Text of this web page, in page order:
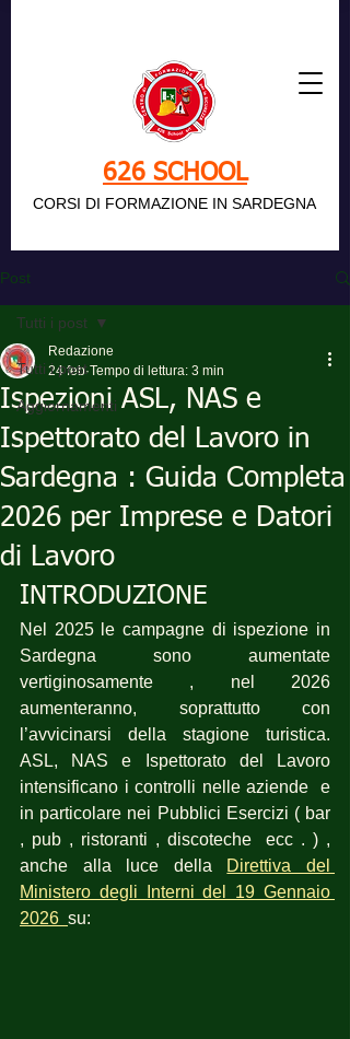
626 SCHOOL
CORSI DI FORMAZIONE IN SARDEGNA
Post
Tutti i post
Aggiornamenti
Tutti i post
Ispezioni ASL, NAS e
Ispettorato del Lavoro in
Sardegna : Guida Completa
2026 per Imprese e Datori
di Lavoro
Redazione
24 feb Tempo di lettura: 3 min
INTRODUZIONE
Nel 2025 le campagne di ispezione in
Sardegna sono aumentate
vertiginosamente , nel 2026
aumenteranno, soprattutto con
l’avvicinarsi della stagione turistica.
ASL, NAS e Ispettorato del Lavoro
intensificano i controlli nelle aziende  e
in particolare nei Pubblici Esercizi ( bar
, pub , ristoranti , discoteche  ecc . ) ,
anche alla luce della Direttiva del
Ministero degli Interni del 19 Gennaio
2026 su: